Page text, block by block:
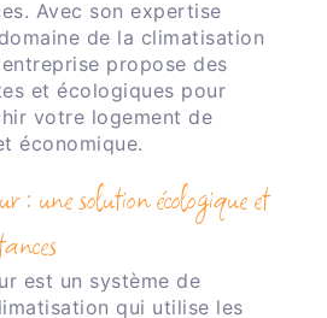
Avec son expertise
de la climatisation
propose des
et écologiques pour
votre logement de
économique.
: une solution écologique et
est un système de
qui utilise les